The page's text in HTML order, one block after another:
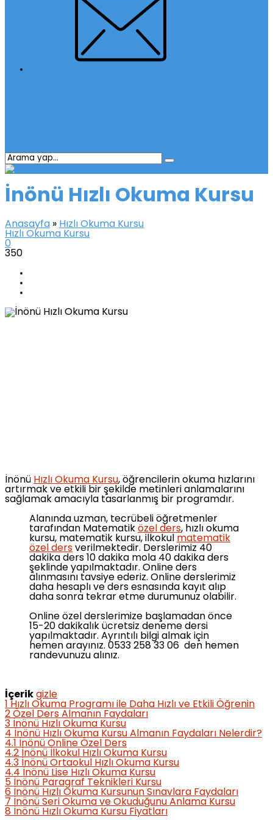
İnönü Hızlı Okuma Kursu
Anasayfa » Hızlı Okuma Kursu
Hızlı Okuma Kursu
0
350
İnönü Hızlı Okuma Kursu, öğrencilerin okuma hızlarını
artırmak ve etkili bir şekilde metinleri anlamalarını
sağlamak amacıyla tasarlanmış bir programdır.
Alanında uzman, tecrübeli öğretmenler
tarafından Matematik özel ders, hızlı okuma
kursu, matematik kursu, ilkokul matematik
özel ders verilmektedir. Derslerimiz 40
dakika ders 10 dakika mola 40 dakika ders
şeklinde yapılmaktadır. Online ders
alınmasını tavsiye ederiz. Online derslerimiz
daha hesaplı ve ders esnasında kayıt alıp
daha sonra tekrar etme durumunuz olabilir.
Online özel derslerimize başlamadan önce
15-20 dakikalık ücretsiz deneme dersi
yapılmaktadır. Ayrıntılı bilgi almak için
hemen arayınız. 0533 258 33 06 den hemen
randevunuzu alınız.
İçerik gizle
Hızlı Okuma Programı ile Daha Hızlı ve Etkili Öğrenin
2 Özel Ders Almanın Faydaları
3 İnönü Hızlı Okuma Kursu
4
İnönü Hızlı Okuma Kursu Almanın Faydaları Nelerdir?
4.1
İnönü Online Özel Ders
4.2 İnönü İlkokul Hızlı Okuma Kursu
4.3 İnönü Ortaokul Hızlı Okuma Kursu
4.4
İnönü Lise Hızlı Okuma Kursu
5 İnönü Paragraf Teknikleri Kursu
6 İnönü Hızlı Okuma Kursunun Sınavlara Faydaları
7
İnönü Seri Okuma ve Okuduğunu Anlama Kursu
8 İnönü Hızlı Okuma Kursu Fiyatları